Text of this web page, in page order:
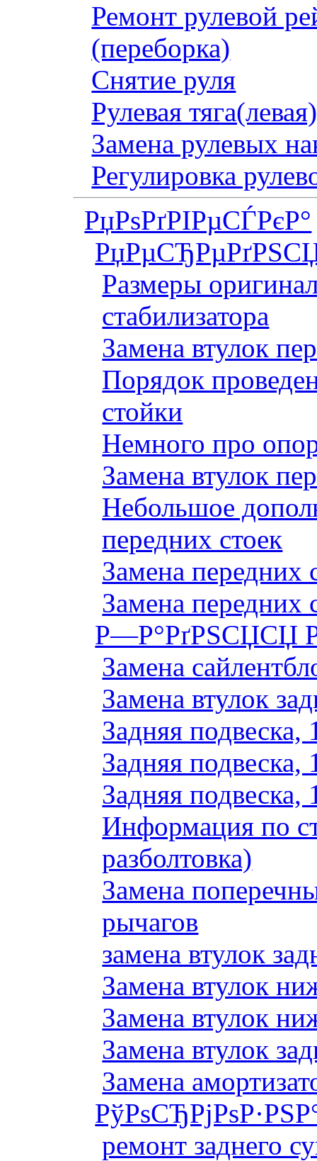
Ремонт рулевой
(переборка)
Снятие руля
Рулевая
Замена рулевых
Регулировка
РџРѕРґРІРµСЃРєР°
Размеры
стабилизатора
Замена втулок
Порядок
стойки
Немного про
Замена втулок
Небольшое
передних стоек
Замена передних
Замена передних
Р—Р°РґРЅСЏСЏ
Замена
Замена втулок
Задняя подвеска,
Задняя подвеска,
Задняя
Информация по
разболтовка)
Замена
рычагов
замена втулок
Замена втулок
Замена втулок
Замена втулок
Замена
ремонт заднего